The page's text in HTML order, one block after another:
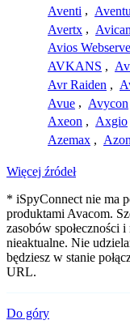
Aventi ,
Avertx ,
Avios
AVKANS ,
Avr Raiden ,
Avue , Avycon
Axeon , Axgio
Azemax ,
Więcej źródeł
* iSpyConnect nie ma
produktami Avacom.
zasobów społeczności
nieaktualne. Nie
będziesz w stanie
URL.
Do góry